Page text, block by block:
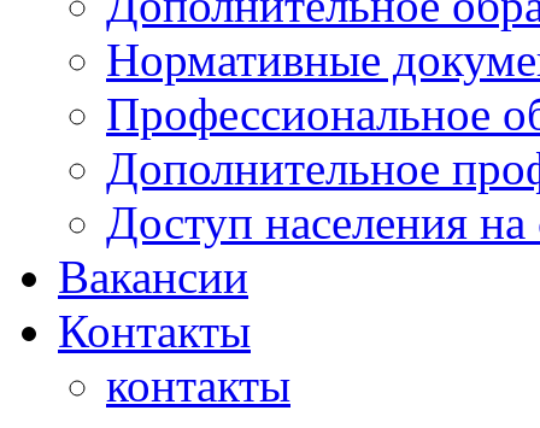
Нормативные
Профессиональное
Дополнительное
Доступ населения
Вакансии
Контакты
контакты